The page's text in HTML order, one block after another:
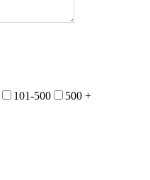
101-500
500 +